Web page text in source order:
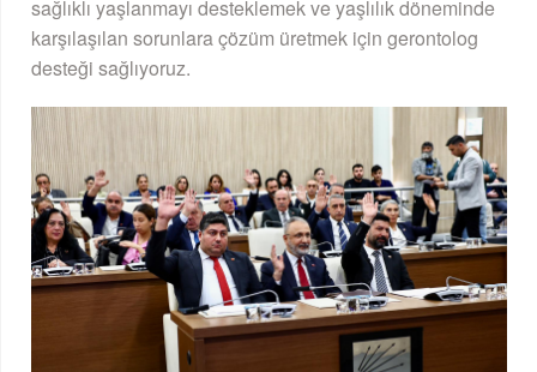
sağlıklı yaşlanmayı desteklemek ve yaşlılık döneminde
karşılaşılan sorunlara çözüm üretmek için gerontolog
desteği sağlıyoruz.